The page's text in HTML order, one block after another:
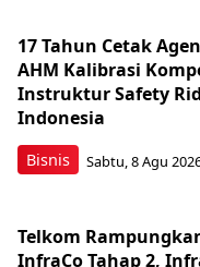
Bisnis
17 Tahun Cetak
AHM Kalibrasi
Instruktur Safety
Indonesia
Sabtu, 8 Agu
Telkom
InfraCo Tahap 2,